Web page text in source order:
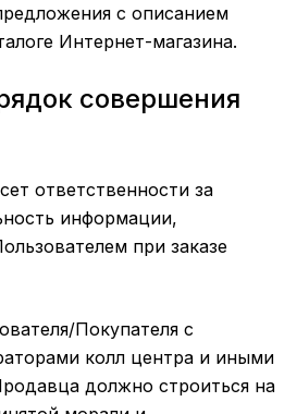
с описанием
Интернет-магазина.
совершения
ответственности за
информации,
при заказе
Покупателя с
колл центра и иными
должно строиться на